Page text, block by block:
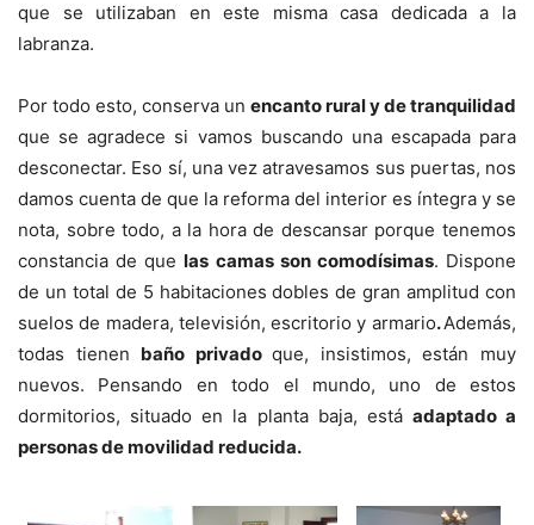
que se utilizaban en este misma casa dedicada a la
labranza.
Por todo esto, conserva un encanto rural y de tranquilidad
que se agradece si vamos buscando una escapada para
desconectar. Eso sí, una vez atravesamos sus puertas, nos
damos cuenta de que la reforma del interior es íntegra y se
nota, sobre todo, a la hora de descansar porque tenemos
constancia de quelas camas son comodísimas. Dispone
de un total de 5 habitaciones dobles de gran amplitud con
suelos de madera, televisión, escritorio y armario.Además,
todas tienen baño privadoque, insistimos, están muy
nuevos. Pensando en todo el mundo, uno de estos
dormitorios, situado en la planta baja, está adaptado a
personas de movilidad reducida.